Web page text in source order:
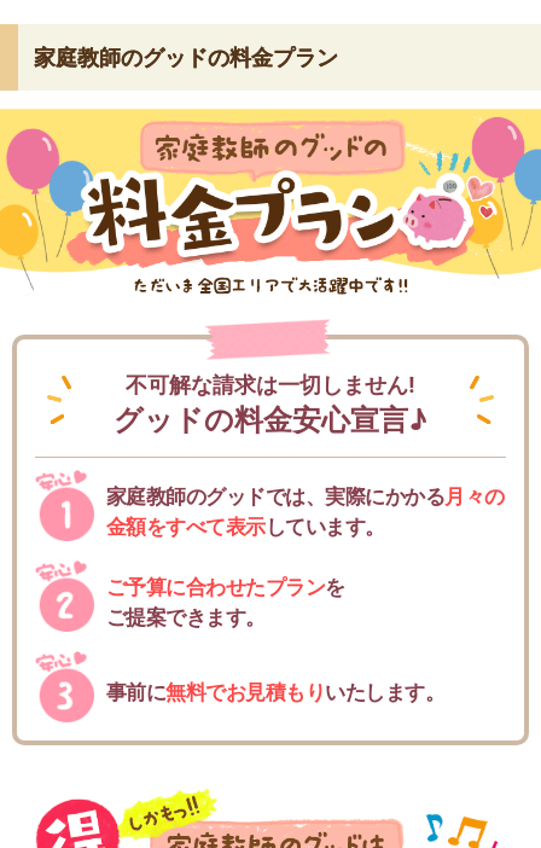
家庭教師のグッドの料金プラン
不可解な請求は一切しません!
グッドの料金安心宣言♪
家庭教師のグッドでは、実際にかかる月々の
金額をすべて表示しています。
ご予算に合わせたプランを
ご提案できます。
事前に無料でお見積もりいたします。